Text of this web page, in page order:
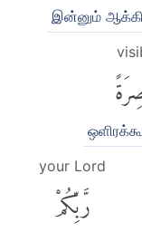
இன்னும்
your Lord
رَّبِّكُمْ